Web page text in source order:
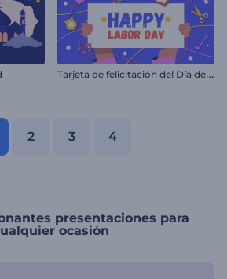
T
arjeta de felicitación del Día del Trabajo
2 3 4
presentaciones para
ocasión